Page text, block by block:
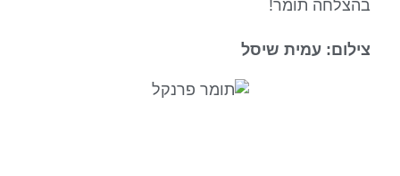
בהצלחה תומר!
צילום: עמית שיסל